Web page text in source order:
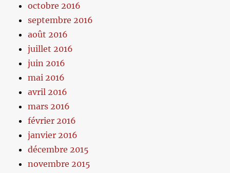
octobre 2016
septembre 2016
août 2016
juillet 2016
juin 2016
mai 2016
avril 2016
mars 2016
février 2016
janvier 2016
décembre 2015
novembre 2015